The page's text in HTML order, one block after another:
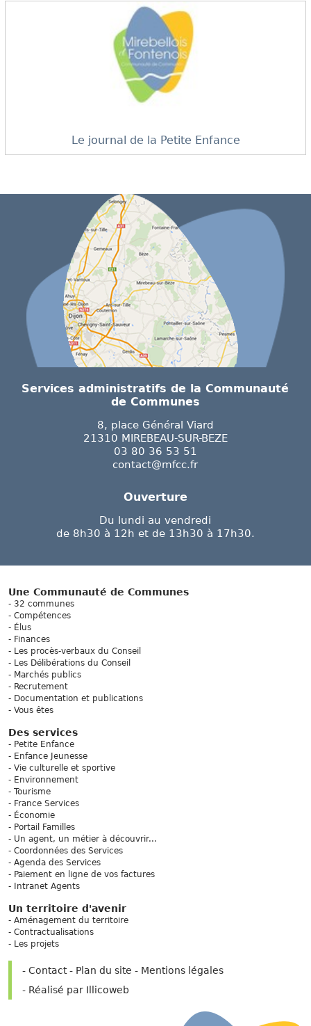
Le journal de la Petite Enfance
Services administratifs de la Communauté
de Communes
8, place Général Viard
21310 MIREBEAU-SUR-BEZE
03 80 36 53 51
contact@mfcc.fr
Ouverture
Du lundi au vendredi
de 8h30 à 12h et de 13h30 à 17h30.
Une Communauté de Communes
32 communes
Compétences
Élus
Finances
Les procès-verbaux du Conseil
Les Délibérations du Conseil
Marchés publics
Recrutement
Documentation et publications
Vous êtes
Des services
Petite Enfance
Enfance Jeunesse
Vie culturelle et sportive
Environnement
Tourisme
France Services
Économie
Portail Familles
Un agent, un métier à découvrir...
Coordonnées des Services
Agenda des Services
Paiement en ligne de vos factures
Intranet Agents
Un territoire d'avenir
Aménagement du territoire
Contractualisations
Les projets
Contact Plan du site
Mentions légales
Réalisé par Illicoweb